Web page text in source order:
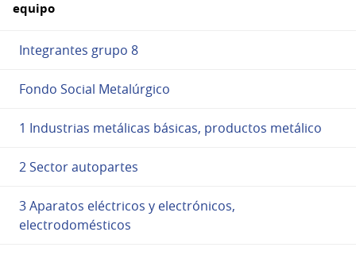
equipo
Integrantes grupo 8
Fondo Social Metalúrgico
1 Industrias metálicas básicas, productos metálico
2 Sector autopartes
3 Aparatos eléctricos y electrónicos,
electrodomésticos